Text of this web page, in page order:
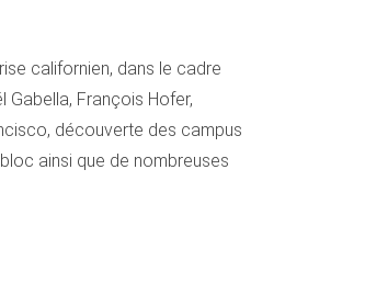
californien, dans le cadre
Gabella, François Hofer,
découverte des campus
ainsi que de nombreuses